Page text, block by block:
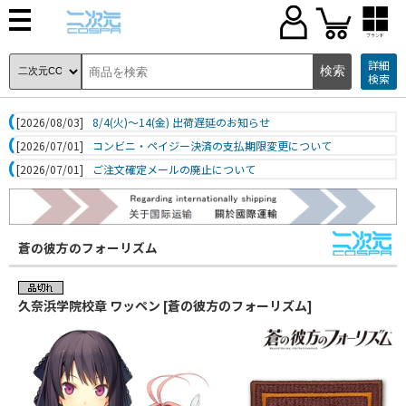
ブランド
詳細
検索
[2026/08/03]
8/4(火)～14(金) 出荷遅延のお知らせ
[2026/07/01]
コンビニ・ペイジー決済の支払期限変更について
[2026/07/01]
ご注文確定メールの廃止について
蒼の彼方のフォーリズム
久奈浜学院校章 ワッペン [蒼の彼方のフォーリズム]